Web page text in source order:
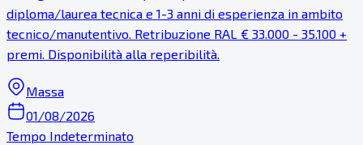
diploma/laurea tecnica e 1-3 anni di esperienza in ambito
tecnico/manutentivo. Retribuzione RAL € 33.000 - 35.100 +
premi. Disponibilità alla reperibilità.
Massa
01/08/2026
Tempo Indeterminato